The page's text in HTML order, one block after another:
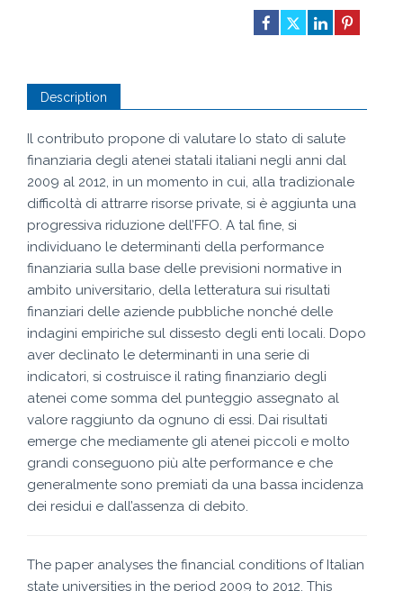
Description
Il contributo propone di valutare lo stato di salute
finanziaria degli atenei statali italiani negli anni dal
2009 al 2012, in un momento in cui, alla tradizionale
difficoltà di attrarre risorse private, si è aggiunta una
progressiva riduzione dell’FFO. A tal fine, si
individuano le determinanti della performance
finanziaria sulla base delle previsioni normative in
ambito universitario, della letteratura sui risultati
finanziari delle aziende pubbliche nonché delle
indagini empiriche sul dissesto degli enti locali. Dopo
aver declinato le determinanti in una serie di
indicatori, si costruisce il rating finanziario degli
atenei come somma del punteggio assegnato al
valore raggiunto da ognuno di essi. Dai risultati
emerge che mediamente gli atenei piccoli e molto
grandi conseguono più alte performance e che
generalmente sono premiati da una bassa incidenza
dei residui e dall’assenza di debito.
The paper analyses the financial conditions of Italian
state universities in the period 2009 to 2012. This